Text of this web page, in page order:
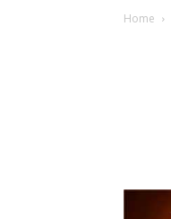
Home